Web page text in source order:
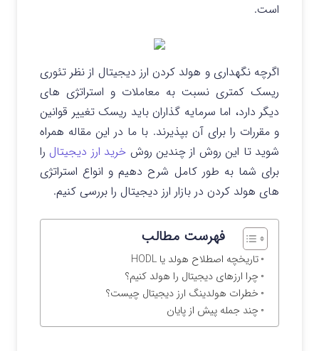
است.
اگرچه نگهداری و هولد کردن ارز دیجیتال از نظر تئوری
ریسک کمتری نسبت به معاملات و استراتژی های
دیگر دارد، اما سرمایه گذاران باید ریسک تغییر قوانین
و مقررات را برای آن بپذیرند. با ما در این مقاله همراه
شوید تا این روش از چندین روش خرید ارز دیجیتال را
برای شما به طور کامل شرح دهیم و انواع استراتژی
های هولد کردن در بازار ارز دیجیتال را بررسی کنیم.
فهرست مطالب
تاریخچه اصطلاح هولد یا HODL
چرا ارزهای دیجیتال را هولد کنیم؟
خطرات هولدینگ ارز دیجیتال چیست؟
چند جمله پیش از پایان